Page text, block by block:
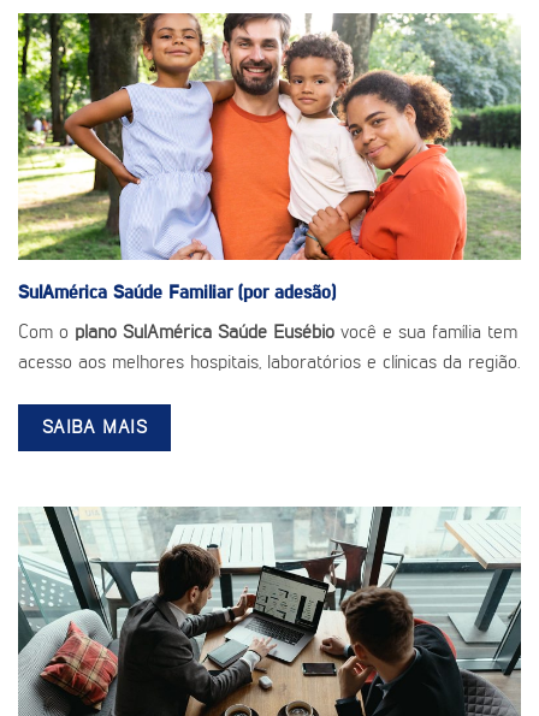
SulAmérica Saúde Familiar (por adesão)
Com o plano SulAmérica Saúde Eusébio você e sua família tem
acesso aos melhores hospitais, laboratórios e clínicas da região.
SAIBA MAIS